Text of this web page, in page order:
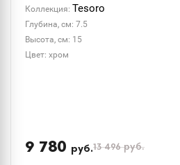
Коллекция: Tesoro
Глубина, см: 7.5
Высота, см: 15
Цвет: хром
9 780 руб.13 496руб.